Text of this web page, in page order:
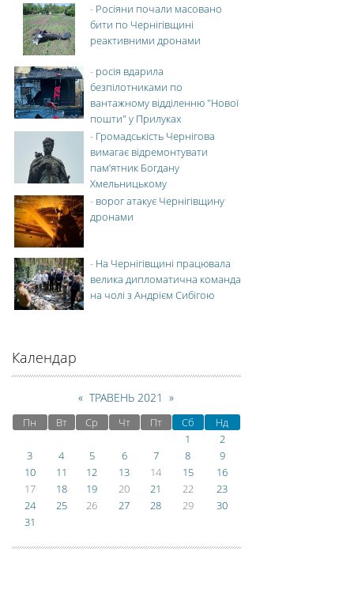
- Росіяни почали масовано
бити по Чернігівщині
реактивними дронами
- росія вдарила
безпілотниками по
вантажному відділенню "Нової
пошти" у Прилуках
- Громадськість Чернігова
вимагає відремонтувати
пам’ятник Богдану
Хмельницькому
- ворог атакує Чернігівщину
дронами
- На Чернігівщині працювала
велика дипломатична команда
на чолі з Андрієм Сибігою
Календар
« ТРАВЕНЬ 2021 »
Пн Вт Ср Чт Пт Сб
Нд
1
2
3
4 5 6 7 8
9
10
11 12 13 14 15
16
17
18 19 20 21 22
23
24
25 26 27 28 29
30
31